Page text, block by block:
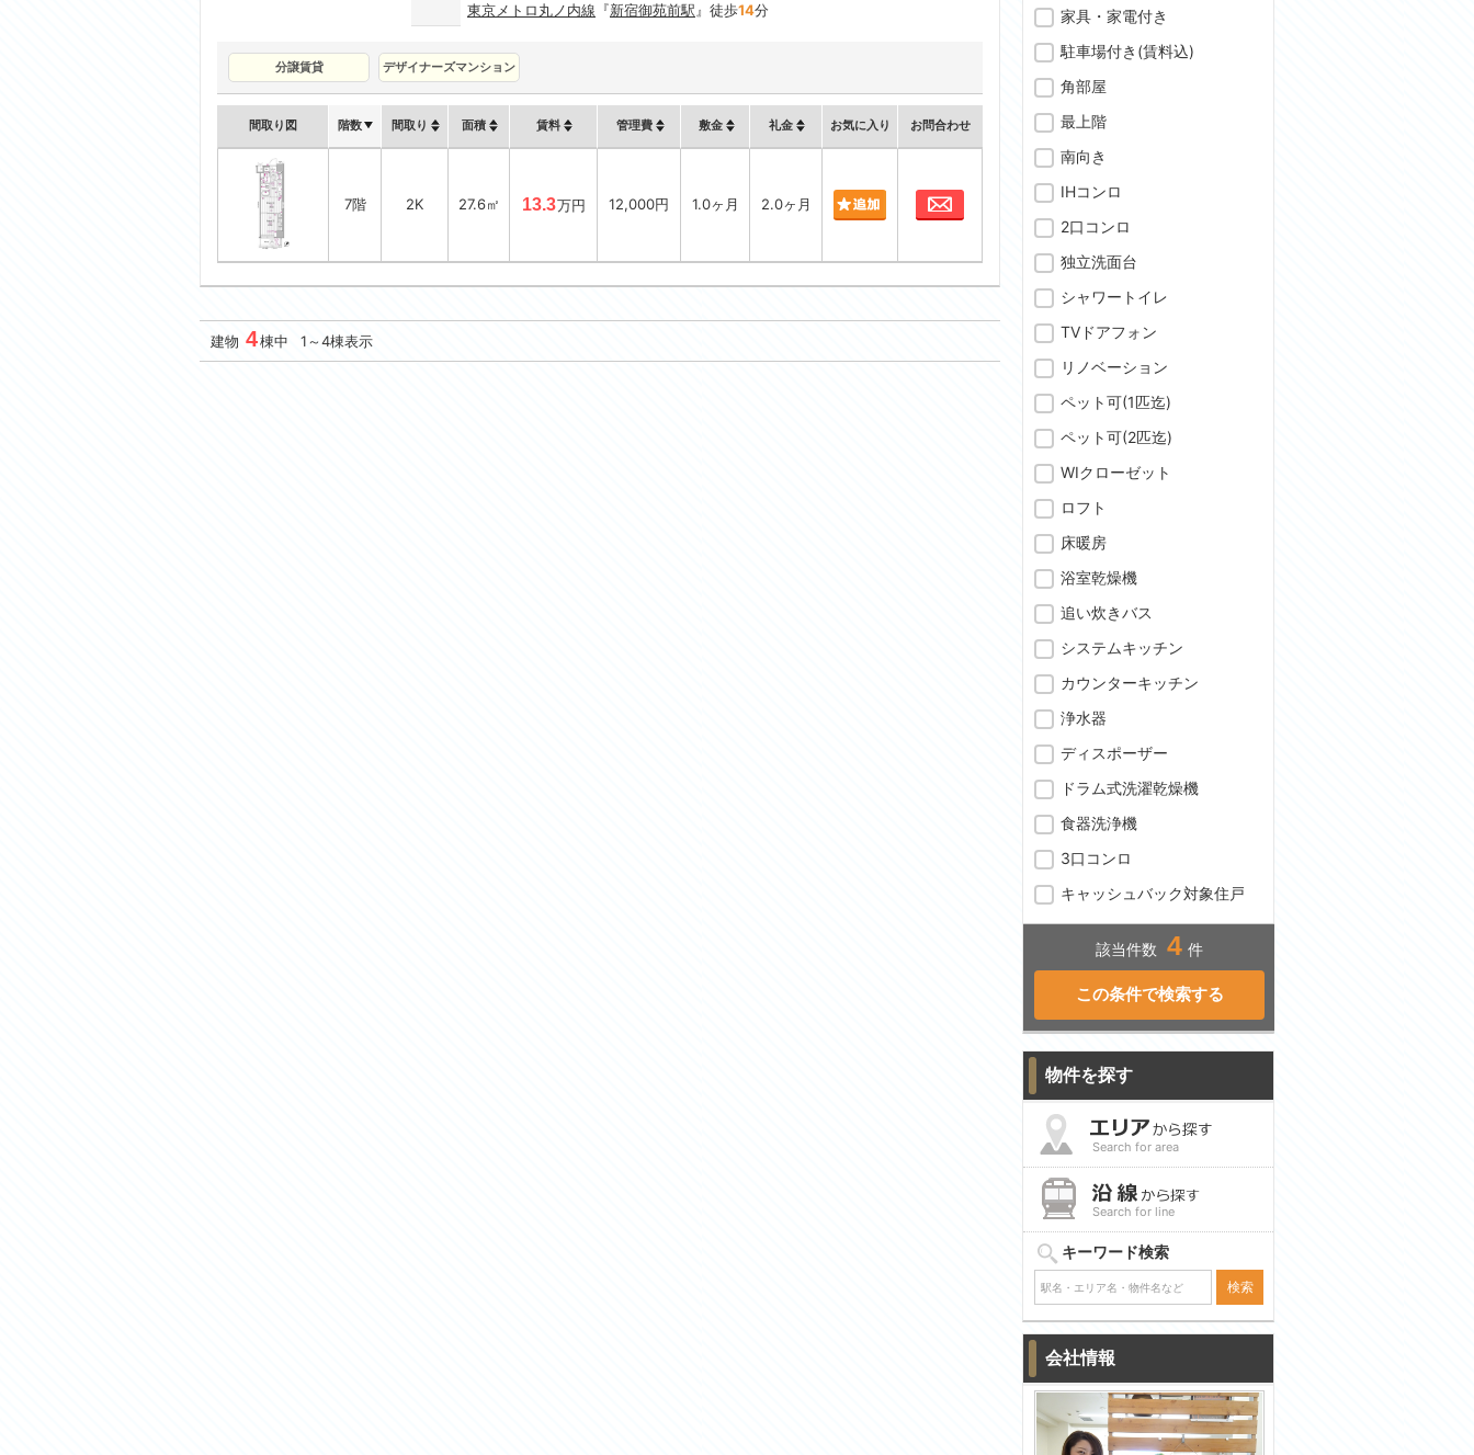
東京メトロ丸ノ内線 『新宿御苑前駅 』徒歩14分
分譲賃貸 デザイナーズマンション
間取り図 階数 間取り 面積 賃料 管理費 敷金 礼金 お気に入り お問合わせ
7階 2K 27.6㎡ 13.3万円 12,000円 1.0ヶ月 2.0ヶ月
建物 4棟中 1～4棟表示
家具・家電付き
駐車場付き(賃料込)
角部屋
最上階
南向き
IHコンロ
2口コンロ
独立洗面台
シャワートイレ
TVドアフォン
リノベーション
ペット可(1匹迄)
ペット可(2匹迄)
WIクローゼット
ロフト
床暖房
浴室乾燥機
追い炊きバス
システムキッチン
カウンターキッチン
浄水器
ディスポーザー
ドラム式洗濯乾燥機
食器洗浄機
3口コンロ
キャッシュバック対象住戸
該当件数 4 件
物件を探す
Search for area
Search for line
キーワード検索
会社情報